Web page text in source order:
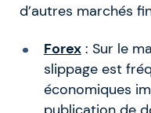
d’autres marchés
Forex: Sur le
slippage est
économiques
publication de